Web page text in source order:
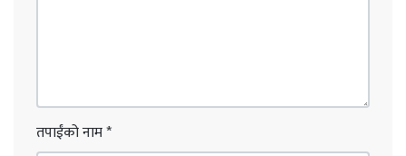
तपाईंको नाम*